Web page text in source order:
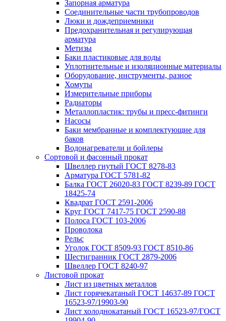
Запорная арматура
Соединительные части трубопроводов
Люки и дождеприемники
Предохранительная и регулирующая
арматура
Метизы
Баки пластиковые для воды
Уплотнительные и изоляционные материалы
Оборудование, инструменты, разное
Хомуты
Измерительные приборы
Радиаторы
Металлопластик: трубы и пресс-фитинги
Насосы
Баки мембранные и комплектующие для
баков
Водонагреватели и бойлеры
Сортовой и фасонный прокат
Швеллер гнутый ГОСТ 8278-83
Арматура ГОСТ 5781-82
Балка ГОСТ 26020-83 ГОСТ 8239-89 ГОСТ
18425-74
Квадрат ГОСТ 2591-2006
Круг ГОСТ 7417-75 ГОСТ 2590-88
Полоса ГОСТ 103-2006
Проволока
Рельс
Уголок ГОСТ 8509-93 ГОСТ 8510-86
Шестигранник ГОСТ 2879-2006
Швеллер ГОСТ 8240-97
Листовой прокат
Лист из цветных металлов
Лист горячекатаный ГОСТ 14637-89 ГОСТ
16523-97/19903-90
Лист холоднокатаный ГОСТ 16523-97/ГОСТ